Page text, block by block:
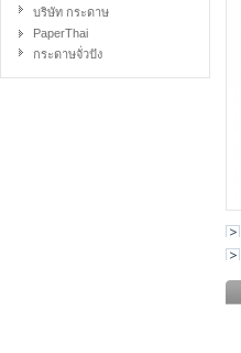
บริษัท กระดาษ
PaperThai
กระดาษจั่วปัง